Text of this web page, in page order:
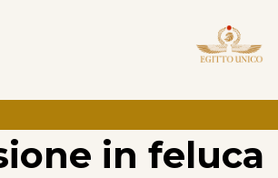
in feluca